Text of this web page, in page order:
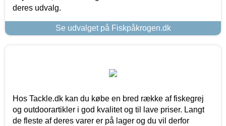
deres udvalg.
Se udvalget på Fiskpåkrogen.dk
Hos Tackle.dk kan du købe en bred række af fiskegrej
og outdoorartikler i god kvalitet og til lave priser. Langt
de fleste af deres varer er på lager og du vil derfor